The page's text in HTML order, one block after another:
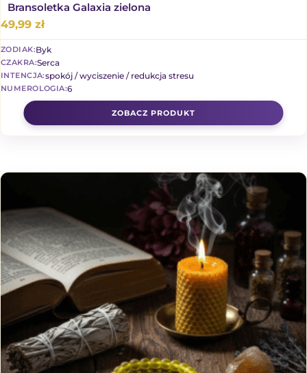
Bransoletka Galaxia zielona
49,99 zł
ZODIAK:Byk
CZAKRA:Serca
INTENCJA:spokój / wyciszenie / redukcja stresu
NUMEROLOGIA:6